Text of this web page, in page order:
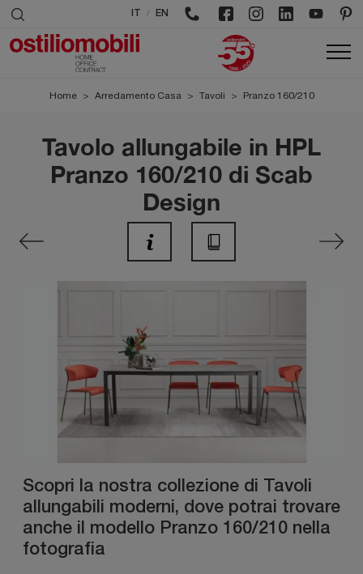
/ EN
Home > Arredamento Casa > Tavoli > Pranzo 160/210
Tavolo allungabile in HPL
Pranzo 160/210 di Scab
Design
Scopri la nostra collezione di Tavoli
allungabili moderni, dove potrai trovare
anche il modello Pranzo 160/210 nella
fotografia